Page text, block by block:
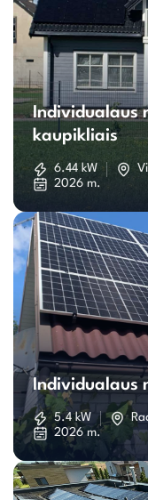
Individualaus
kaupikliais
6.44 kW
2026 m.
Individualaus
5.4 kW
2026 m.